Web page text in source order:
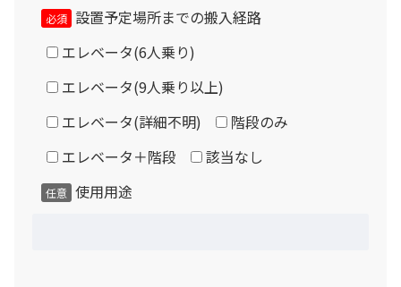
位置変更が可能ですが、モデルによって制限があります。
ドアの開き方向（内外／左右）の変更はできません。
「アビテックスミニ AUK・ANUK」には天井取付型の換気
扇が付属しますが、故障した場合は現行の壁掛式換気扇の
遮音性能「Dr値」「D値」は製品発売時のJIS規格に基づ
く測定・評価方法により、メーカー実験室での実測値に基
必須 設置予定場所までの搬入経路
エレベータ(6人乗り)
エレベータ(9人乗り以上)
エレベータ(詳細不明)
階段のみ
エレベータ＋階段
該当なし
任意 使用用途